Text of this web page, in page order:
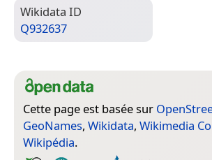
Wiki­data ID
Q932637
Cette page est basée sur
GeoNames, Wikidata, Wikimedia
Wikipédia.